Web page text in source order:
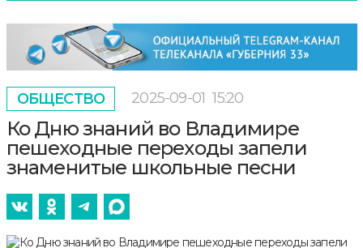
ОБЩЕСТВО 2025-09-01 15:20
Ко Дню знаний во Владимире
пешеходные переходы запели
знаменитые школьные песни